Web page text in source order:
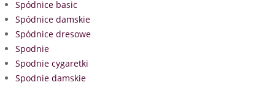
Spódnice basic
Spódnice damskie
Spódnice dresowe
Spodnie
Spodnie cygaretki
Spodnie damskie